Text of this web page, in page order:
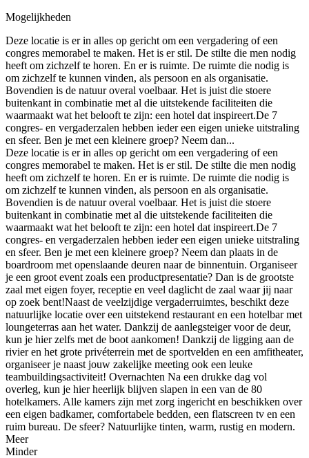
Mogelijkheden
Deze locatie is er in alles op gericht om een vergadering of een
congres memorabel te maken. Het is er stil. De stilte die men nodig
heeft om zichzelf te horen. En er is ruimte. De ruimte die nodig is
om zichzelf te kunnen vinden, als persoon en als organisatie.
Bovendien is de natuur overal voelbaar. Het is juist die stoere
buitenkant in combinatie met al die uitstekende faciliteiten die
waarmaakt wat het belooft te zijn: een hotel dat inspireert.De 7
congres- en vergaderzalen hebben ieder een eigen unieke uitstraling
en sfeer. Ben je met een kleinere groep? Neem dan...
Deze locatie is er in alles op gericht om een vergadering of een
congres memorabel te maken. Het is er stil. De stilte die men nodig
heeft om zichzelf te horen. En er is ruimte. De ruimte die nodig is
om zichzelf te kunnen vinden, als persoon en als organisatie.
Bovendien is de natuur overal voelbaar. Het is juist die stoere
buitenkant in combinatie met al die uitstekende faciliteiten die
waarmaakt wat het belooft te zijn: een hotel dat inspireert.De 7
congres- en vergaderzalen hebben ieder een eigen unieke uitstraling
en sfeer. Ben je met een kleinere groep? Neem dan plaats in de
boardroom met openslaande deuren naar de binnentuin. Organiseer
je een groot event zoals een productpresentatie? Dan is de grootste
zaal met eigen foyer, receptie en veel daglicht de zaal waar jij naar
op zoek bent!Naast de veelzijdige vergaderruimtes, beschikt deze
natuurlijke locatie over een uitstekend restaurant en een hotelbar met
loungeterras aan het water. Dankzij de aanlegsteiger voor de deur,
kun je hier zelfs met de boot aankomen! Dankzij de ligging aan de
rivier en het grote privéterrein met de sportvelden en een amfitheater,
organiseer je naast jouw zakelijke meeting ook een leuke
teambuildingsactiviteit! Overnachten Na een drukke dag vol
overleg, kun je hier heerlijk blijven slapen in een van de 80
hotelkamers. Alle kamers zijn met zorg ingericht en beschikken over
een eigen badkamer, comfortabele bedden, een flatscreen tv en een
ruim bureau. De sfeer? Natuurlijke tinten, warm, rustig en modern.
Meer
Minder